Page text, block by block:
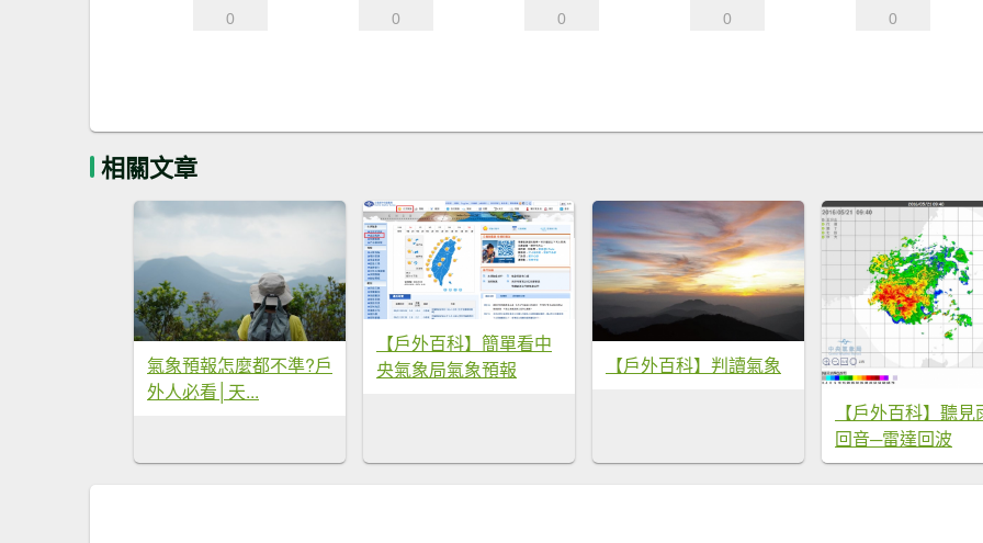
0
0
0
0
0
相關文章
氣象預報怎麼都不準?戶
外人必看│天...
【戶外百科】簡單看中
央氣象局氣象預報
【戶外百科】判讀氣象
【戶外百科】聽見
回音─雷達回波